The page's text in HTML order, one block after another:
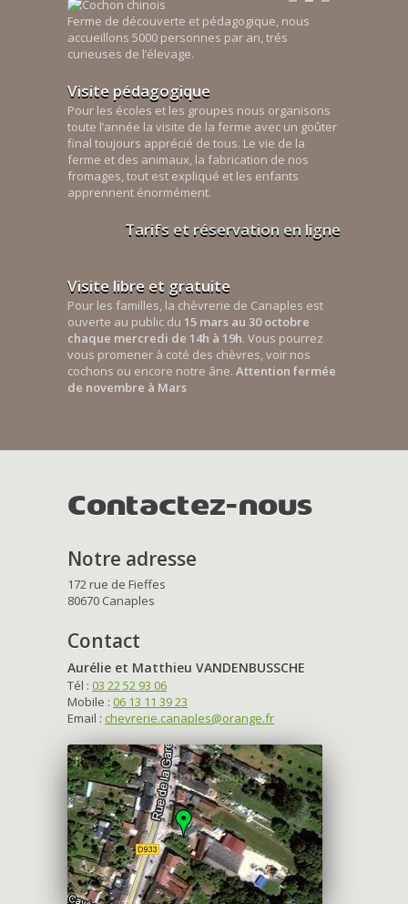
Ferme de découverte et pédagogique, nous
accueillons 5000 personnes par an, trés
curieuses de l’élevage.
Visite pédagogique
Pour les écoles et les groupes nous organisons
toute l’année la visite de la ferme avec un goûter
final toujours apprécié de tous. Le vie de la
ferme et des animaux, la fabrication de nos
fromages, tout est expliqué et les enfants
apprennent énormément.
Tarifs et réservation en ligne
Visite libre et gratuite
Pour les familles, la chèvrerie de Canaples est
ouverte au public du 15 mars au 30 octobre
chaque mercredi de 14h à 19h. Vous pourrez
vous promener à coté des chèvres, voir nos
cochons ou encore notre âne. Attention fermée
de novembre à Mars
Contactez-nous
Notre adresse
172 rue de Fieffes
80670 Canaples
Contact
Aurélie et Matthieu VANDENBUSSCHE
Tél : 03 22 52 93 06
Mobile : 06 13 11 39 23
Email : chevrerie.canaples@orange.fr